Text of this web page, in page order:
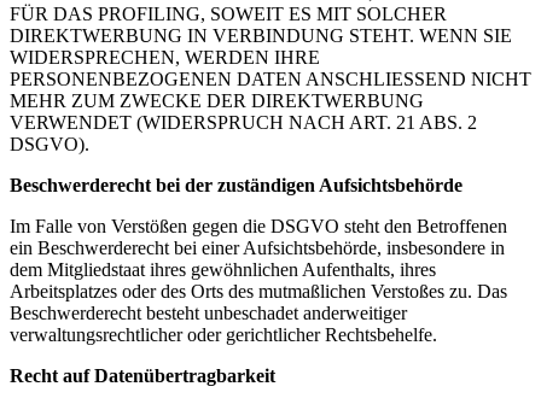
FÜR DAS PROFILING, SOWEIT ES MIT SOLCHER
DIREKTWERBUNG IN VERBINDUNG STEHT. WENN SIE
WIDERSPRECHEN, WERDEN IHRE
PERSONENBEZOGENEN DATEN ANSCHLIESSEND NICHT
MEHR ZUM ZWECKE DER DIREKTWERBUNG
VERWENDET (WIDERSPRUCH NACH ART. 21 ABS. 2
DSGVO).
Beschwerderecht bei der zuständigen Aufsichtsbehörde
Im Falle von Verstößen gegen die DSGVO steht den Betroffenen
ein Beschwerderecht bei einer Aufsichtsbehörde, insbesondere in
dem Mitgliedstaat ihres gewöhnlichen Aufenthalts, ihres
Arbeitsplatzes oder des Orts des mutmaßlichen Verstoßes zu. Das
Beschwerderecht besteht unbeschadet anderweitiger
verwaltungsrechtlicher oder gerichtlicher Rechtsbehelfe.
Recht auf Datenübertragbarkeit